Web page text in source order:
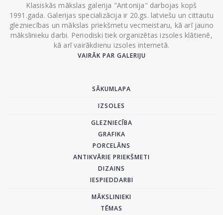
Klasiskās mākslas galerija "Antonija" darbojas kopš
1991.gada. Galerijas specializācija ir 20.gs. latviešu un cittautu
glezniecības un mākslas priekšmetu vecmeistaru, kā arī jauno
mākslinieku darbi. Periodiski tiek organizētas izsoles klātienē,
kā arī vairākdienu izsoles internetā.
VAIRĀK PAR GALERIJU
SĀKUMLAPA
IZSOLES
GLEZNIECĪBA
GRAFIKA
PORCELĀNS
ANTIKVĀRIE PRIEKŠMETI
DIZAINS
IESPIEDDARBI
MĀKSLINIEKI
TĒMAS